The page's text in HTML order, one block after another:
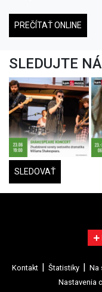
PREČÍTAŤ ONLINE
SLEDUJTE
SLEDOVAŤ
Kontakt Štatistiky Na
Nastavenia